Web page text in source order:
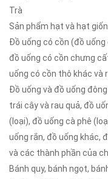
Trà
Sản phẩm hạt và hạt
Đồ uống có cồn (đồ
đồ uống có cồn chưng
uống có cồn thô khác và
Đồ uống và đồ uống
trái cây và rau quả, đồ
(loại), đồ uống cà phê
uống rắn, đồ uống khác,
và các thành phần của
Bánh quy, bánh ngọt,